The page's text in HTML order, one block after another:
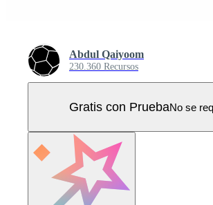
Abdul Qaiyoom
230.360 Recursos
Gratis con PruebaNo se